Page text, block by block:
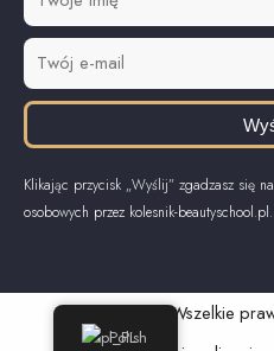
Klikając przycisk „Wyślij” zgadzasz się
osobowych przez kolesnik-
© Wszelkie
Polish